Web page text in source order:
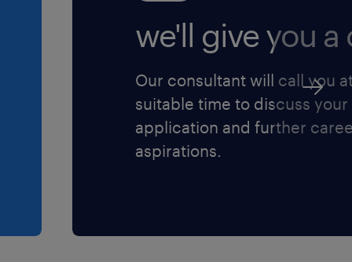
we'll give you a
Our consultant will call you
suitable time to discuss your
application and further
aspirations.